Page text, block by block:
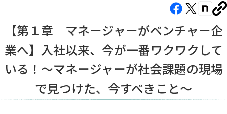
Facebook（新
い
タ
で
開
き
X（新
い
タ
で
開
き
note（新
い
タ
ブ
で
き
コ
ピ
ー
【第１章 マネージャーがベンチャー企
業へ】入社以来、今が一番ワクワクして
いる！〜マネージャーが社会課題の現場
で見つけた、今すべきこと〜